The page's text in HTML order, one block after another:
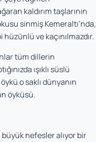
kaldırım taşlarının
sinmiş Kemeraltı’nda,
ve kaçınılmazdır.
tüm dillerin
ışıklı süslü
o saklı dünyanın
öyküsü.
nefesler alıyor bir